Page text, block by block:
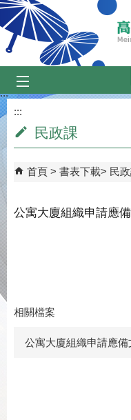
跳到主要內容區塊
:::
:::
民政課
首頁 書表下載 民
公寓大廈組織申請應
相關檔案
公寓大廈組織申請應備